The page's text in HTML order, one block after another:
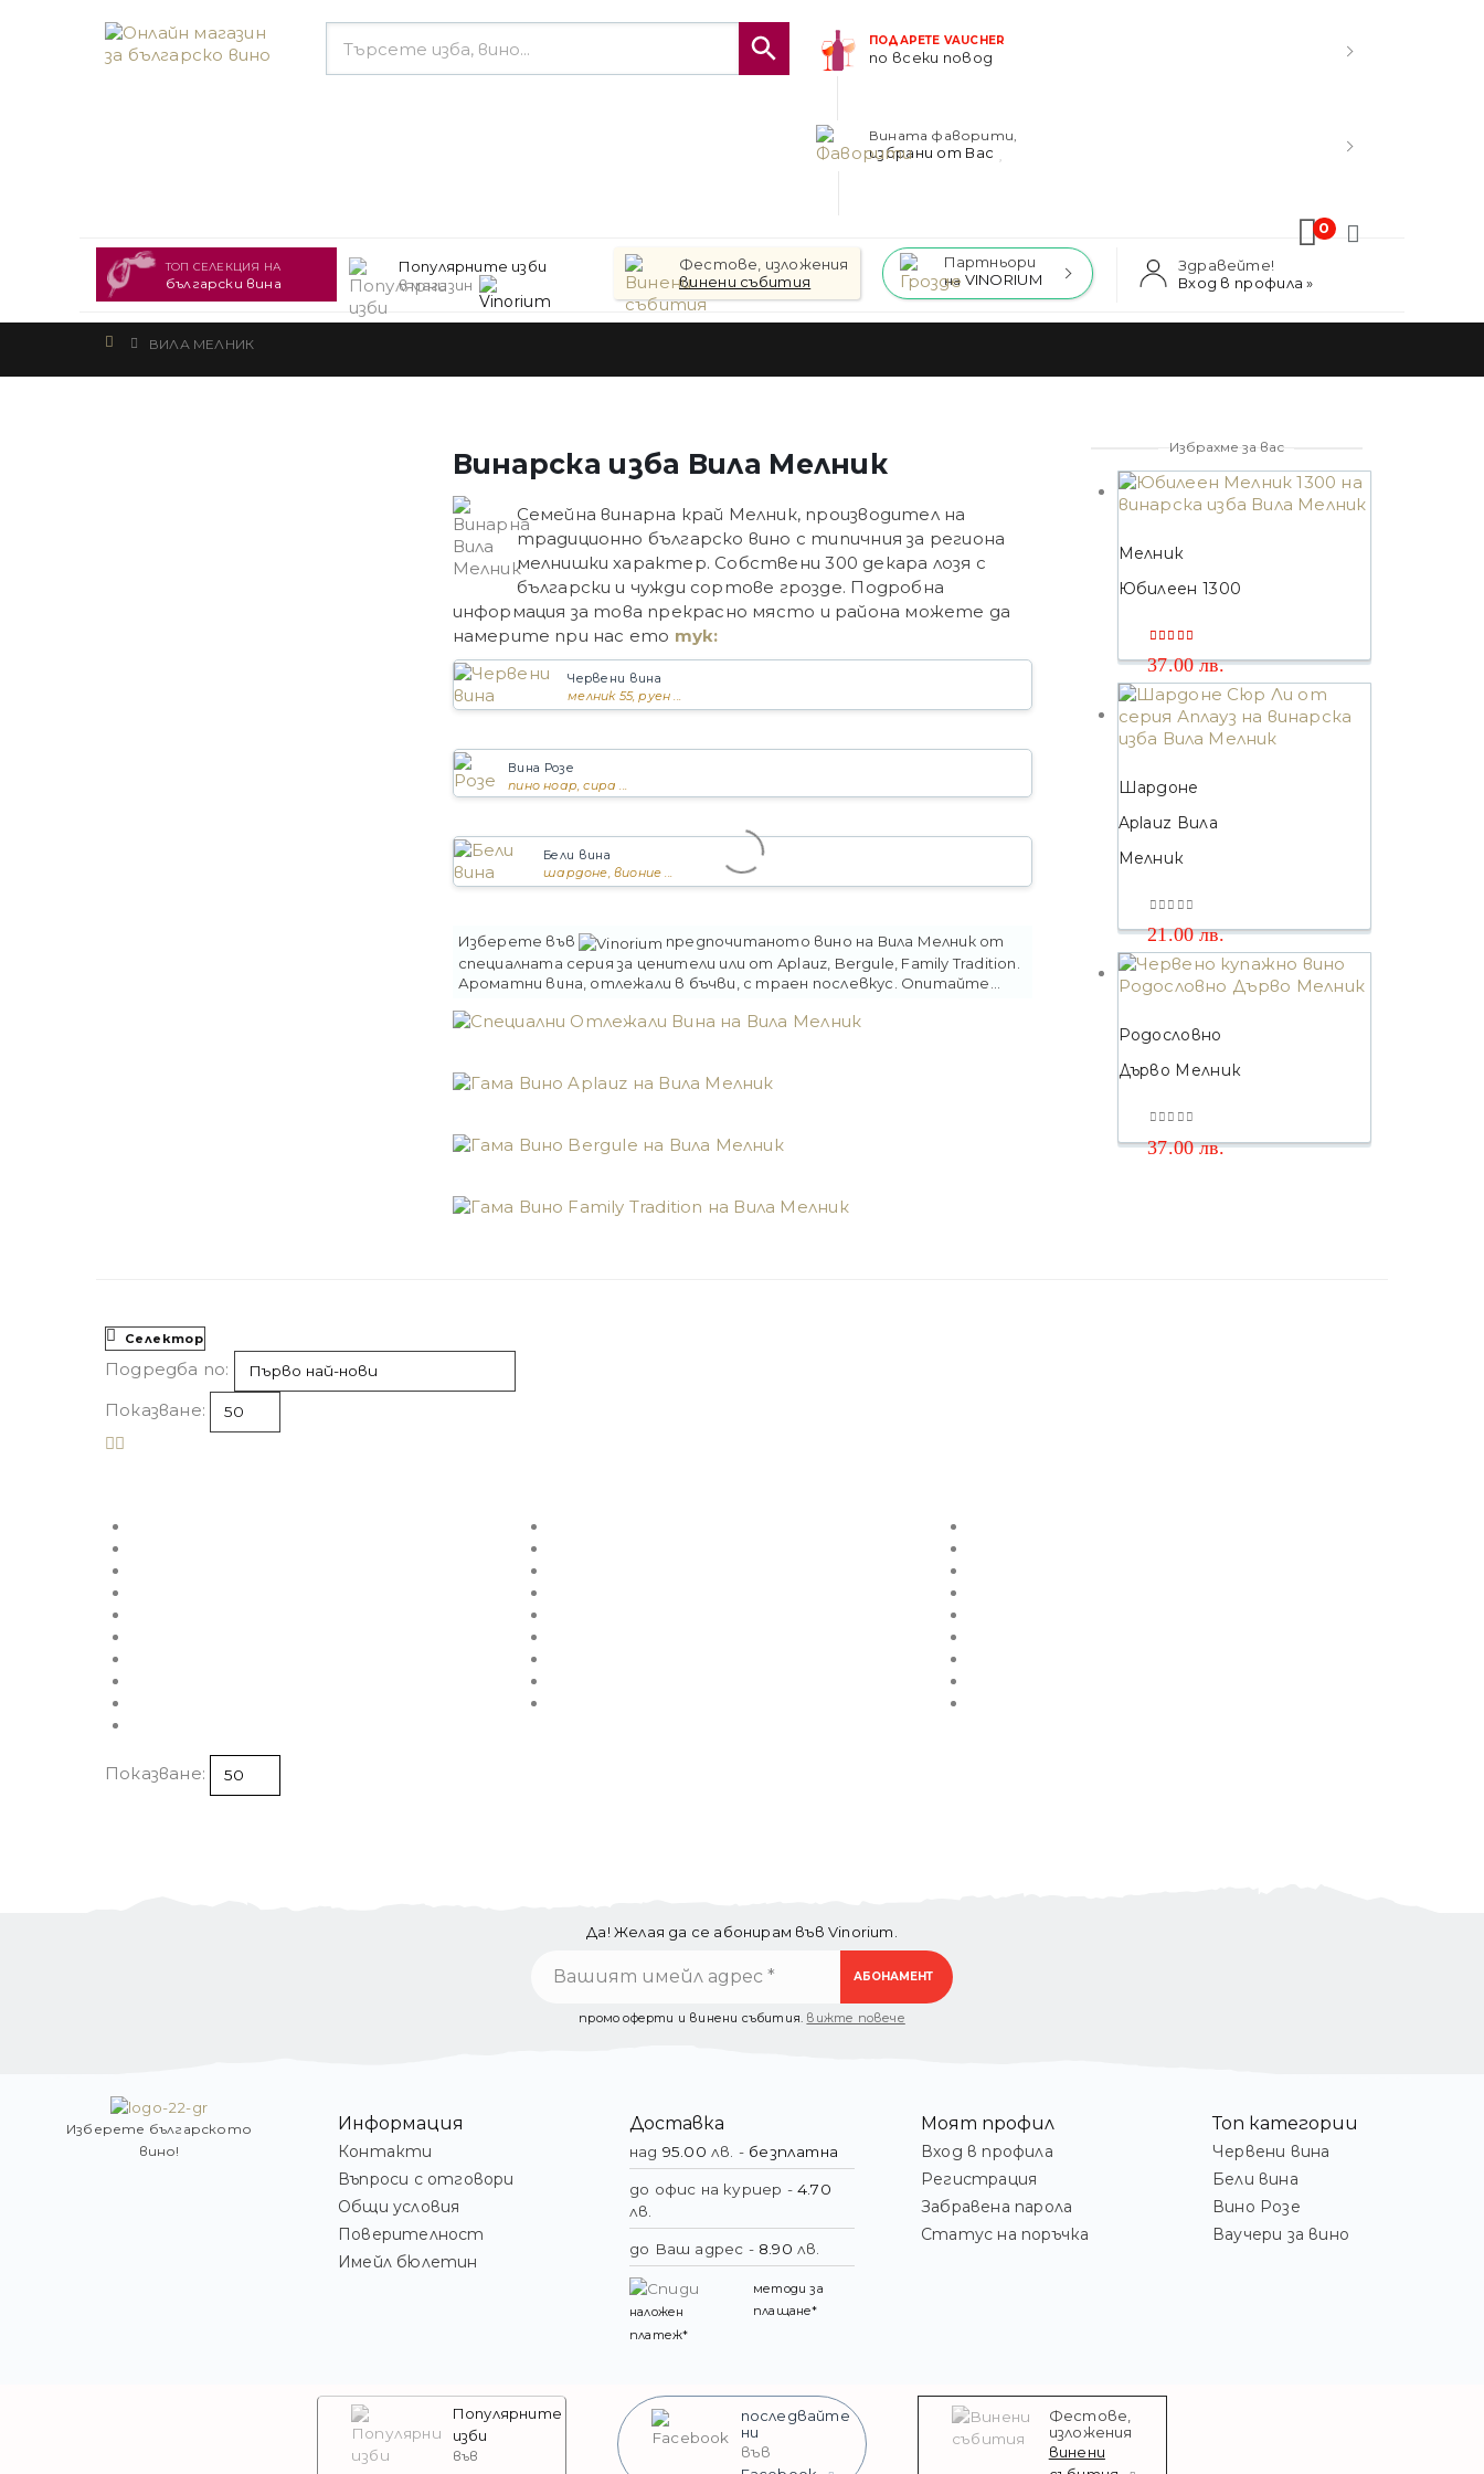
ПОДАРЕТЕ VAUCHER
по всеки повод
Вината фаворити,
избрани от Вас
0
ТОП СЕЛЕКЦИЯ НА
български вина
Популярните изби
в магазин
Фестове, изложения
винени събития
Партньори
на VINORIUM
Здравейте!
Вход в профила »
ВИЛА МЕЛНИК
Винарска изба Вила Мелник
Семейна винарна край Мелник, производител на
традиционно българско вино с типичния за региона
мелнишки характер. Собствени 300 декара лозя с
български и чужди сортове грозде. Подробна
информация за това прекрасно място и района можете да
намерите при нас ето тук:
Червени вина
мелник 55, руен ...
Вина Розе
пино ноар, сира ...
Бели вина
шардоне, вионие ...
Изберете във предпочитаното вино на Вила Мелникот
специалната серия за ценители или от Aplauz Bergule Family Tradition
Ароматни вина, отлежали в бъчви, с траен послевкус. Опитайте...
Избрахме за вас
Мелник
Юбилеен 1300
37.00лв.
Шардоне
Aplauz Вила
Мелник
21.00лв.
Родословно
Дърво Мелник
37.00лв.
Селектор
Подредба по:
Показване:
Показване:
Да! Желая да се абонирам във Vinorium.
промо оферти и винени събития. вижте повече
Изберете българското
вино!
Информация
Контакти
Въпроси с отговори
Общи условия
Поверителност
Имейл бюлетин
Доставка
над 95.00 лв. - безплатна
до офис на куриер - 4.70
лв.
до Ваш адрес - 8.90 лв.
наложен
платеж*
методи за
плащане*
Моят профил
Вход в профила
Регистрация
Забравена парола
Статус на поръчка
Топ категории
Червени вина
Бели вина
Вино Розе
Ваучери за вино
Популярните
изби
във
последвайте
ни
във
Фестове,
изложения
винени